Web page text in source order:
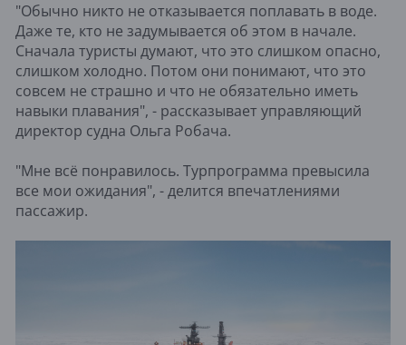
"Обычно никто не отказывается поплавать в воде.
Даже те, кто не задумывается об этом в начале.
Сначала туристы думают, что это слишком опасно,
слишком холодно. Потом они понимают, что это
совсем не страшно и что не обязательно иметь
навыки плавания", - рассказывает управляющий
директор судна Ольга Робача.
"Мне всё понравилось. Турпрограмма превысила
все мои ожидания", - делится впечатлениями
пассажир.